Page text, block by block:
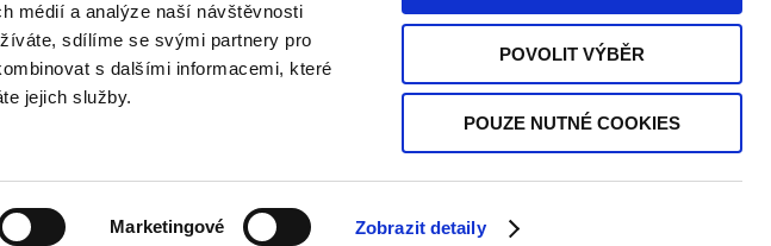
médií a analýze naší návštěvnosti
sdílíme se svými partnery pro
s dalšími informacemi, které
jejich služby.
Marketingové Zobrazit detaily
POVOLIT VÝBĚR
POUZE NUTNÉ COOKIES
údajů